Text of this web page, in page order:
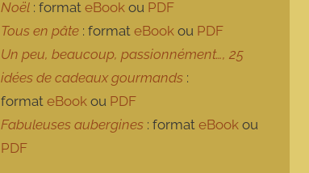
Noël : formateBook ou PDF
Tous en pâte : formateBook ou PDF
Un peu, beaucoup, passionnément…, 25
idées de cadeaux gourmands :
formateBook ou PDF
Fabuleuses aubergines : formateBook ou
PDF